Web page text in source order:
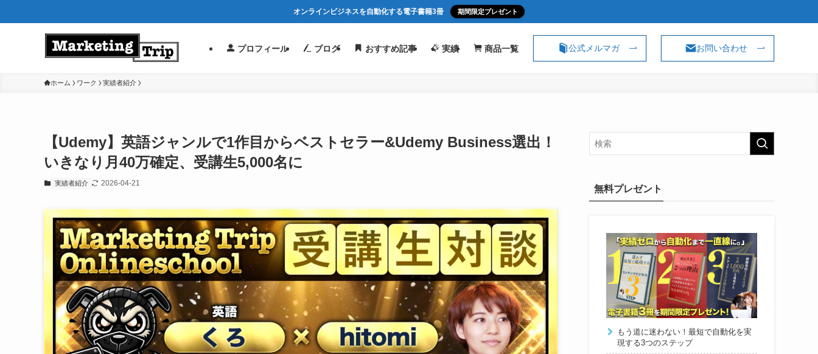
オンラインビジネスを自動化する電子書籍3冊 期間限定プレゼント
プロフィール ブログ おすすめ記事 実績 商品一覧 公式メルマガ お問い合わせ
ホーム ワーク 実績者紹介
【Udemy】英語ジャンルで1作目からベストセラー&Udemy Business選出！
いきなり月40万確定、受講生5,000名に
実績者紹介 2026-04-21
無料プレゼント
もう道に迷わない！最短で自動化を実
現する3つのステップ